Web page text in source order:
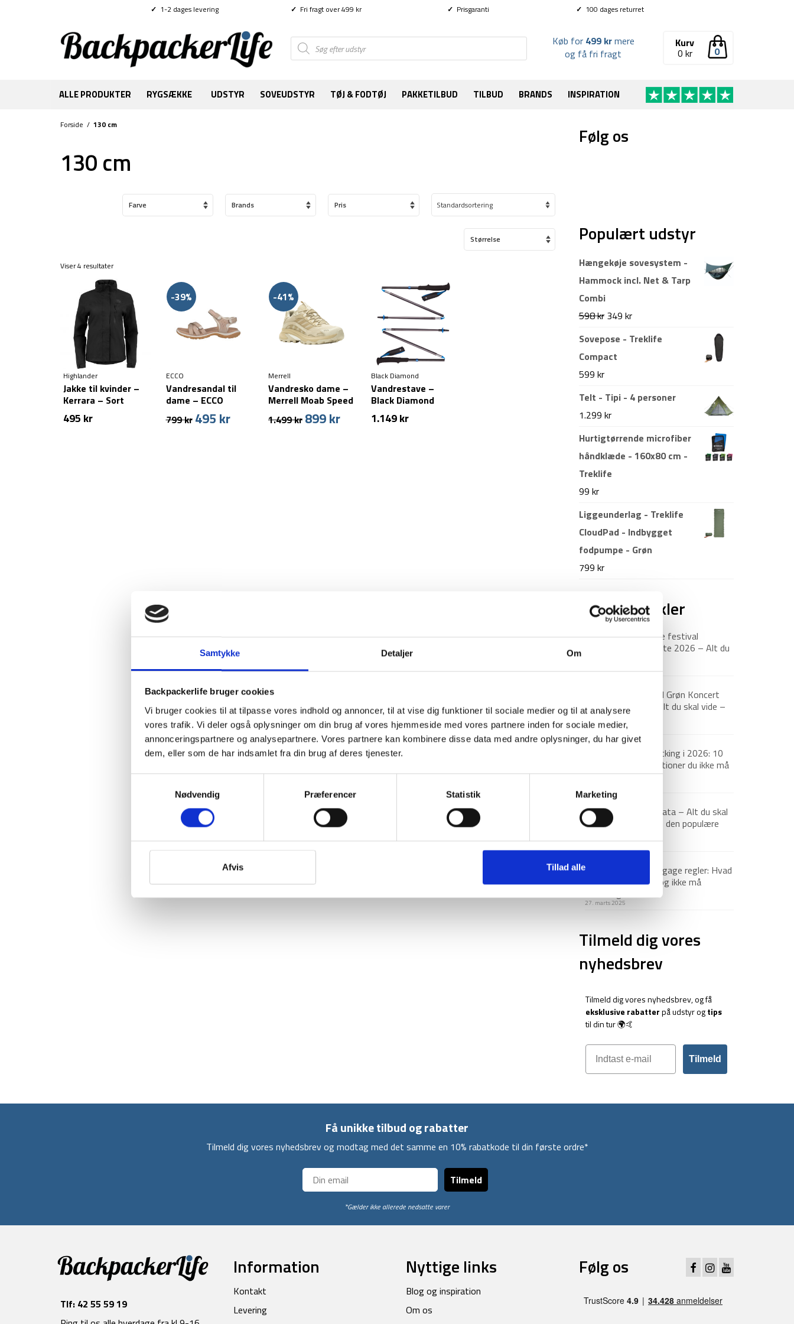
Samtykke Detaljer Om
Backpackerlife bruger cookies
Vi bruger cookies til at tilpasse vores indhold og annoncer, til at vise dig funktioner til sociale medier og til at analysere
vores trafik. Vi deler også oplysninger om din brug af vores hjemmeside med vores partnere inden for sociale medier,
annonceringspartnere og analysepartnere. Vores partnere kan kombinere disse data med andre oplysninger, du har givet
dem, eller som de har indsamlet fra din brug af deres tjenester.
Nødvendig
Præferencer Statistik Marketing
Afvis Tillad alle
✓ 1-2 dages levering ✓ Fri fragt over 499 kr ✓ Prisgaranti ✓ 100 dages returret
Products
search 0
Kurv
0 kr
Køb for 499 krmere
og få fri fragt
ALLE PRODUKTER RYGSÆKKE UDSTYR SOVEUDSTYR TØJ & FODTØJ PAKKETILBUD TILBUD BRANDS INSPIRATION
Forside / 130 cm
130 cm
Pris
Brands
Farve
Størrelse
Viser 4 resultater
Highlander
Jakke til kvinder –
Kerrara – Sort
495 kr
-39%
ECCO
Vandresandal til
dame – ECCO
Offroad Roam –
Beige
799kr Den
495 krDen
-41%
Merrell
Vandresko dame –
Merrell Moab Speed
2 GTX (40,5 & 42,5
tilbage)
1.499kr Den
899krDen
Black Diamond
Vandrestave –
Black Diamond
Distance Z –
Pewter
1.149kr
Følg os
Populært udstyr
Hængekøje sovesystem -
Hammock incl. Net & Tarp
Combi
598kr Den
oprindelige
pris
349 krDen
aktuelle
Sovepose - Treklife
Compact
599 kr
Telt - Tipi - 4 personer
1.299 kr
Hurtigtørrende microfiber
håndklæde - 160x80 cm -
Treklife
99 kr
Liggeunderlag - Treklife
CloudPad - Indbygget
fodpumpe - Grøn
799 kr
Nyeste artikler
Roskilde festival
pakkeliste 2026 – Alt du
18. juni 2026
Guide til Grøn Koncert
2026: Alt du skal vide –
inkl. pakkeliste
26. marts 2026
Backpacking i 2026: 10
destinationer du ikke må
gå glip af
Via Ferrata – Alt du skal
vide om den populære
Håndbagage regler: Hvad
du må og ikke må
medbringe
27. marts 2025
Tilmeld dig vores
nyhedsbrev
Tilmeld dig vores nyhedsbrev, og få
eksklusive rabatterpå udstyr ogtips
til din tur 🌍🤙
Tilmeld
Få unikke tilbud og rabatter
Tilmeld dig vores nyhedsbrev og modtag med det samme en 10% rabatkode til din første ordre*
Tilmeld
*Gælder ikke allerede nedsatte varer
Tlf: 42 55 59 19
Information
Kontakt
Levering
Nyttige links
Blog og inspiration
Om os
Følg os